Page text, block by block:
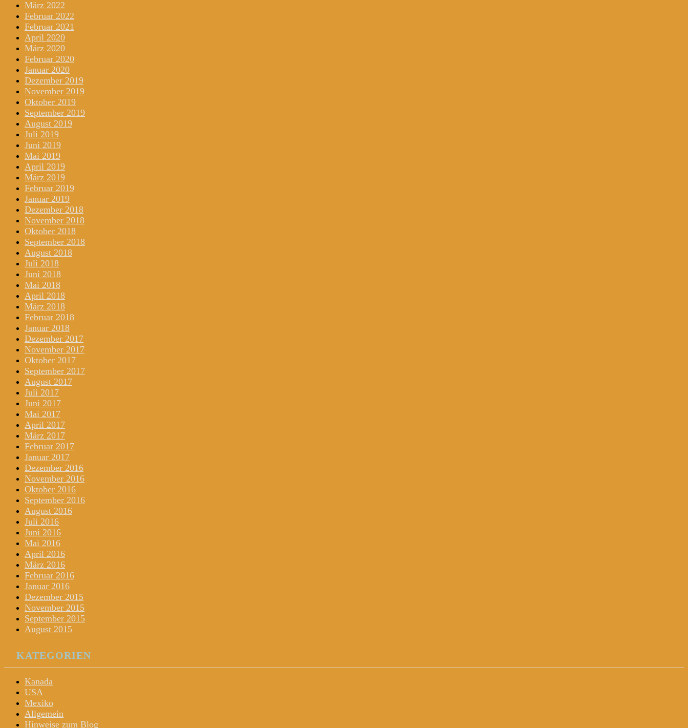
März 2022
Februar 2022
Februar 2021
April 2020
März 2020
Februar 2020
Januar 2020
Dezember 2019
November 2019
Oktober 2019
September 2019
August 2019
Juli 2019
Juni 2019
Mai 2019
April 2019
März 2019
Februar 2019
Januar 2019
Dezember 2018
November 2018
Oktober 2018
September 2018
August 2018
Juli 2018
Juni 2018
Mai 2018
April 2018
März 2018
Februar 2018
Januar 2018
Dezember 2017
November 2017
Oktober 2017
September 2017
August 2017
Juli 2017
Juni 2017
Mai 2017
April 2017
März 2017
Februar 2017
Januar 2017
Dezember 2016
November 2016
Oktober 2016
September 2016
August 2016
Juli 2016
Juni 2016
Mai 2016
April 2016
März 2016
Februar 2016
Januar 2016
Dezember 2015
November 2015
September 2015
August 2015
KATEGORIEN
Kanada
USA
Mexiko
Allgemein
Hinweise zum Blog